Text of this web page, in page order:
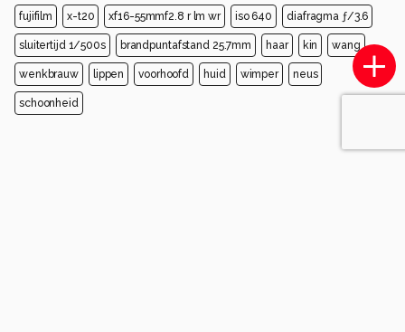
fujifilm x-t20 xf16-55mmf2.8 r lm wr iso 640 diafragma ƒ/3.6
sluitertijd 1/500s brandpuntafstand 25.7mm haar kin wang
wenkbrauw lippen voorhoofd huid wimper neus
schoonheid